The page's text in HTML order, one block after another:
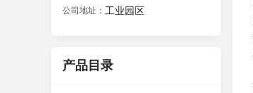
公司地址： 工业园区
产品目录